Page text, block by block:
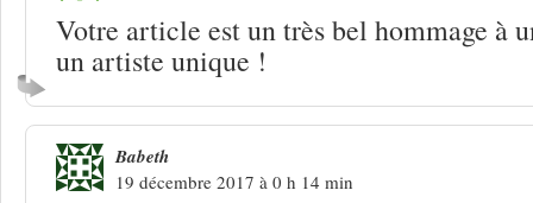
Votre article est un très bel hommage à
un artiste unique !
Babeth
19 décembre 2017 à 0 h 14 min